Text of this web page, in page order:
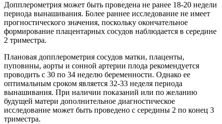
Допплерометрия может быть проведена не ранее 18-20 недели
периода вынашивания. Более раннее исследование не имеет
прогностического значения, поскольку окончательное
формирование плацентарных сосудов наблюдается в середине
2 триместра.
Плановая допплерометрия сосудов матки, плаценты,
пуповины, аорты и сонной артерии плода рекомендуется
проводить с 30 по 34 неделю беременности. Однако ее
оптимальным сроком является 32-33 неделя периода
вынашивания. При наличии показаний или по желанию
будущей матери дополнительное диагностическое
исследование может быть проведено с середины 2 по конец 3
триместра.